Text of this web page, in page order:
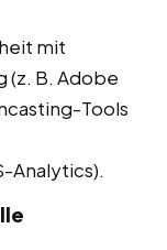
mit
(z. B. Adobe
Tools
Analytics).